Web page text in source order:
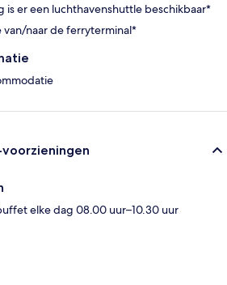
is er een luchthavenshuttle beschikbaar*
van/naar de ferryterminal*
elke dag 08.00 uur–10.30 uur